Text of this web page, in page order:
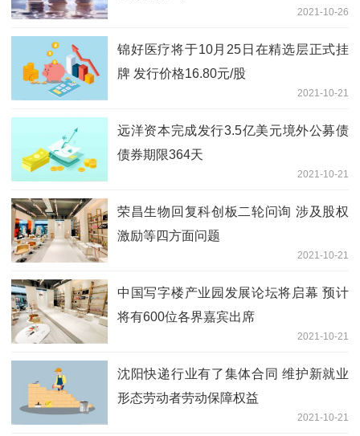
2021-10-26
锦好医疗将于10月25日在精选层正式挂
牌 发行价格16.80元/股
2021-10-21
远洋资本完成发行3.5亿美元境外公募债
债券期限364天
2021-10-21
荣昌生物回复科创板二轮问询 涉及股权
激励等四方面问题
2021-10-21
中国写字楼产业园发展论坛将启幕 预计
将有600位各界嘉宾出席
2021-10-21
沈阳快递行业有了集体合同 维护新就业
形态劳动者劳动保障权益
2021-10-21